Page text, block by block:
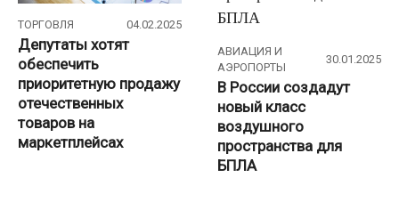
ТОРГОВЛЯ 04.02.2025
Депутаты хотят
обеспечить
приоритетную продажу
отечественных
товаров на
маркетплейсах
АВИАЦИЯ И
АЭРОПОРТЫ
30.01.2025
В России создадут
новый класс
воздушного
пространства для
БПЛА